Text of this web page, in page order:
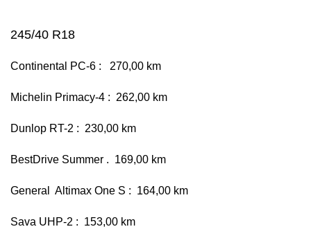
245/40 R18
Continental PC-6 : 270,00 km
Michelin Primacy-4 : 262,00 km
Dunlop RT-2 : 230,00 km
BestDrive Summer . 169,00 km
General Altimax One S : 164,00 km
Sava UHP-2 : 153,00 km